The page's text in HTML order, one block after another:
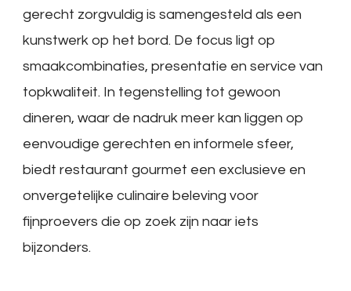
gerecht zorgvuldig is samengesteld als een
kunstwerk op het bord. De focus ligt op
smaakcombinaties, presentatie en service van
topkwaliteit. In tegenstelling tot gewoon
dineren, waar de nadruk meer kan liggen op
eenvoudige gerechten en informele sfeer,
biedt restaurant gourmet een exclusieve en
onvergetelijke culinaire beleving voor
fijnproevers die op zoek zijn naar iets
bijzonders.